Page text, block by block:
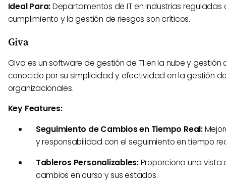
Ideal Para:Departamentos de IT en industrias reguladas
cumplimiento y la gestión de riesgos son críticos.
Giva
Giva es un software de gestión de TI en la nube y gestión
conocido por su simplicidad y efectividad en la gestión
organizacionales.
Key Features:
Seguimiento de Cambios en Tiempo Real:
y responsabilidad con el seguimiento en tiempo
Tableros Personalizables:Proporciona una vista
cambios en curso y sus estados.